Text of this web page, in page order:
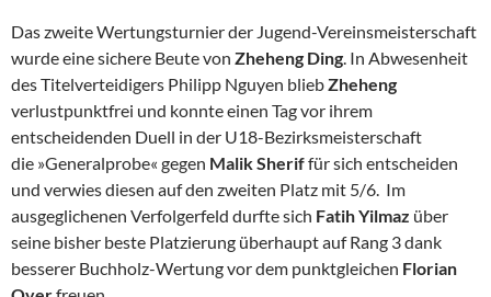
Das zweite Wertungsturnier der Jugend-Vereinsmeisterschaft
wurde eine sichere Beute von Zheheng Ding. In Abwesenheit
des Titelverteidigers Philipp Nguyen bliebZheheng
verlustpunktfrei und konnte einen Tag vor ihrem
entscheidenden Duell in der U18-Bezirksmeisterschaft
die »Generalprobe« gegen Malik Sheriffür sich entscheiden
und verwies diesen auf den zweiten Platz mit 5/6. Im
ausgeglichenen Verfolgerfeld durfte sich Fatih Yilmaz über
seine bisher beste Platzierung überhaupt auf Rang 3 dank
besserer Buchholz-Wertung vor dem punktgleichen Florian